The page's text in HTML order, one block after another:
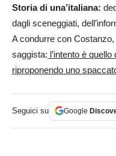
Storia di una’italiana:
dagli sceneggiati,
A condurre con Costanzo,
saggista: l’intento è
riproponendo uno
Seguici su Google